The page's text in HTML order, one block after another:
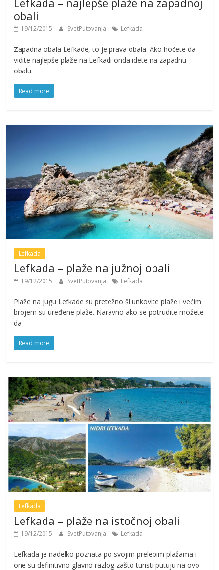
Lefkada – najlepše plaže na zapadnoj
obali
19/12/2015 SvetPutovanja Lefkada
Zapadna obala Lefkade, to je prava obala. Ako hoćete da
vidite najlepše plaže na Lefkadi onda idete na zapadnu
obalu.
Read more
Lefkada
Lefkada – plaže na južnoj obali
19/12/2015 SvetPutovanja Lefkada
Plaže na jugu Lefkade su pretežno šljunkovite plaže i većim
brojem su uređene plaže. Naravno ako se potrudite možete
da
Read more
Lefkada
Lefkada – plaže na istočnoj obali
19/12/2015 SvetPutovanja Lefkada
Lefkada je nadelko poznata po svojim prelepim plažama i
one su definitivno glavno razlog zašto turisti putuju na ovo